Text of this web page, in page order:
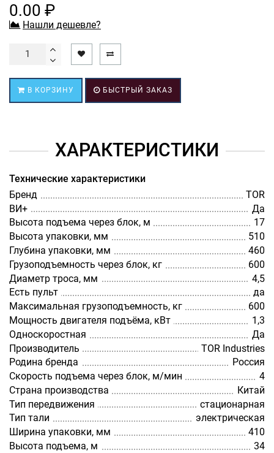
0.00 ₽
Нашли дешевле?
В КОРЗИНУ БЫСТРЫЙ ЗАКАЗ
ХАРАКТЕРИСТИКИ
Технические характеристики
Бренд
TOR
ВИ+
Да
Высота подъема через блок, м
17
Высота упаковки, мм
510
Глубина упаковки, мм
460
Грузоподъемность через блок, кг
600
Диаметр троса, мм
4,5
Есть пульт
да
Максимальная грузоподъемность, кг
600
Мощность двигателя подъёма, кВт
1,3
Односкоростная
Да
Производитель
TOR Industries
Родина бренда
Россия
Скорость подъема через блок, м/мин
4
Страна производства
Китай
Тип передвижения
стационарная
Тип тали
электрическая
Ширина упаковки, мм
410
Высота подъема, м
34